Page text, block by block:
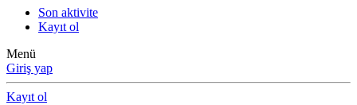
Son aktivite
Kayıt ol
Menü
Giriş yap
Kayıt ol